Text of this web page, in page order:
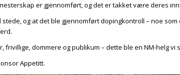
er gjennomført, og det er takket være deres
stede, og at det ble gjennomført dopingkontroll – noe
dommere og publikum – dette ble en NM-helg vi
Appetitt.